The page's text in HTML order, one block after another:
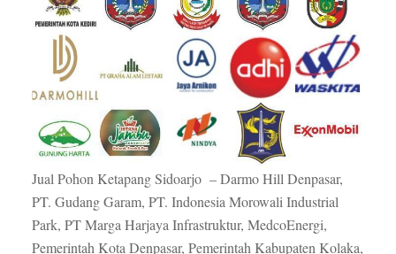
Jual Pohon Ketapang Sidoarjo – Darmo Hill Denpasar,
PT. Gudang Garam, PT. Indonesia Morowali Industrial
Park, PT Marga Harjaya Infrastruktur, MedcoEnergi,
Pemerintah Kota Denpasar, Pemerintah Kabupaten Kolaka,